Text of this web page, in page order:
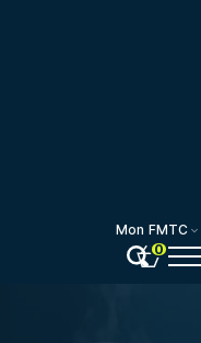
Mon FMTC
0